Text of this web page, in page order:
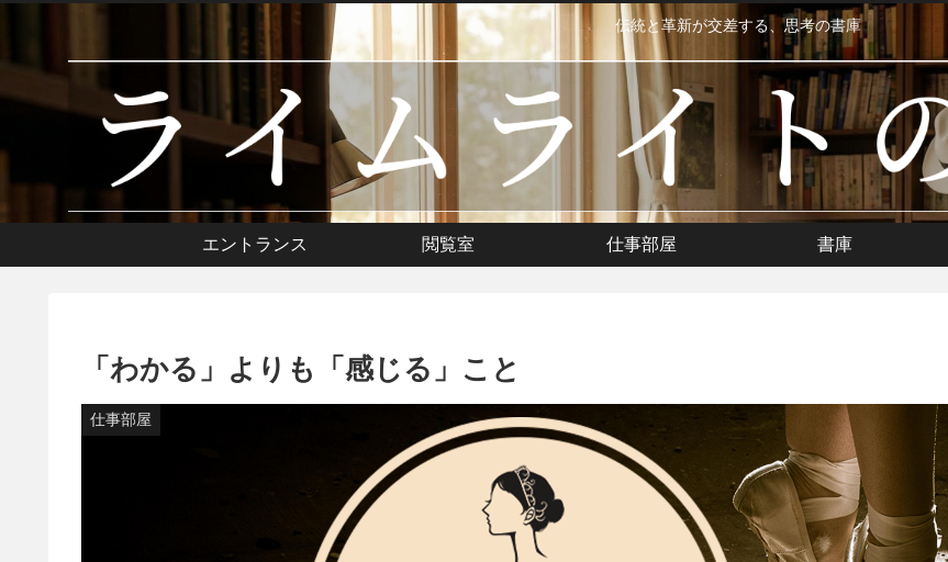
伝統と革新が交差する、思考の書庫
エントランス 閲覧室 仕事部屋 書庫
「わかる」よりも「感じる」こと
仕事部屋